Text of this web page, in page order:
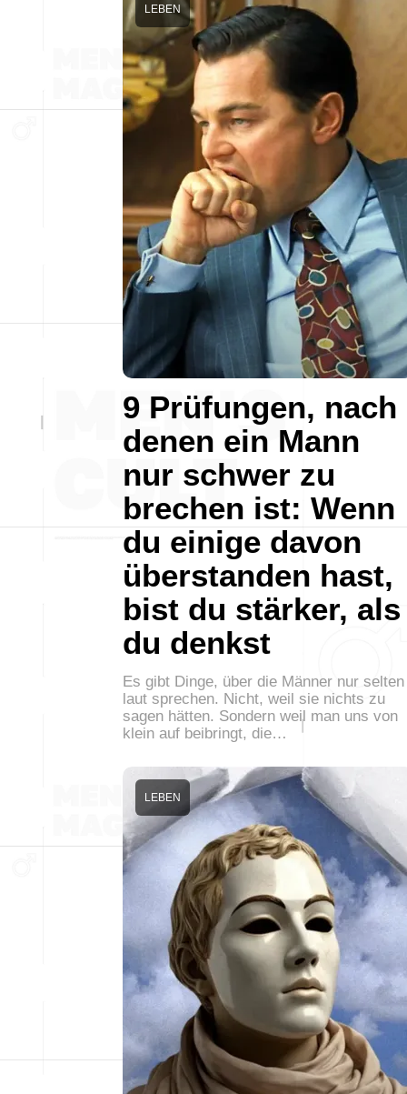
9 Prüfungen, nach
denen ein Mann
nur schwer zu
brechen ist: Wenn
du einige davon
überstanden hast,
bist du stärker, als
du denkst
LEBEN
Es gibt Dinge, über die Männer nur selten
laut sprechen. Nicht, weil sie nichts zu
sagen hätten. Sondern weil man uns von
klein auf beibringt, die…
LEBEN